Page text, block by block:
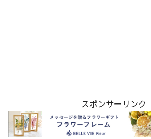
スポンサーリンク